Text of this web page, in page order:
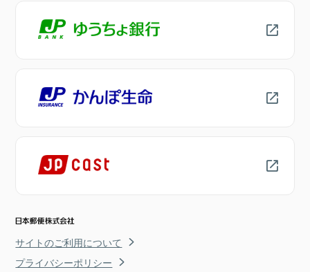
サイトのご利用について
プライバシーポリシー